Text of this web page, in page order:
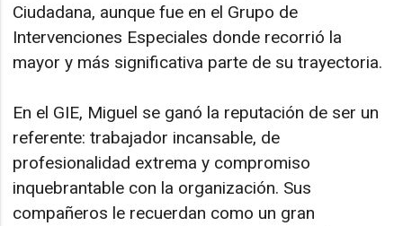
Ciudadana, aunque fue en el Grupo de
Intervenciones Especiales donde recorrió la
mayor y más significativa parte de su trayectoria.
En el GIE, Miguel se ganó la reputación de ser un
referente: trabajador incansable, de
profesionalidad extrema y compromiso
inquebrantable con la organización. Sus
compañeros le recuerdan como un gran